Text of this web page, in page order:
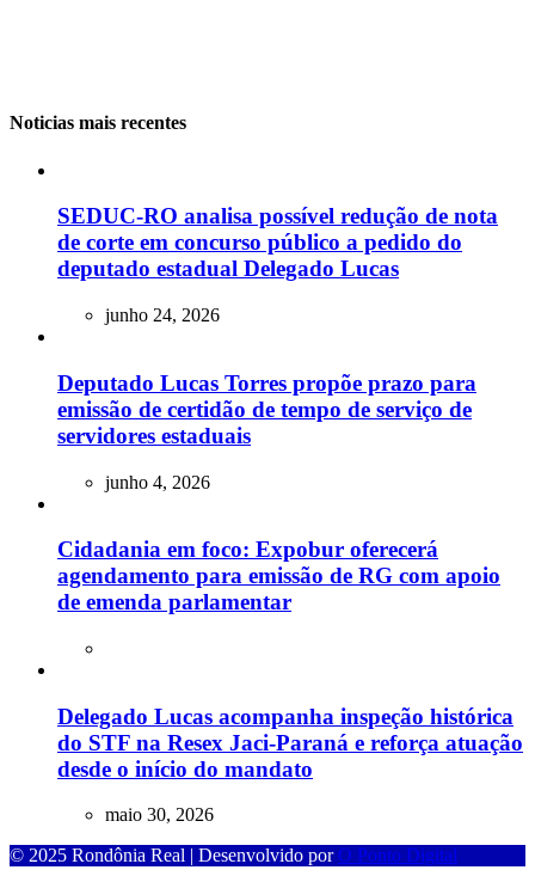
Noticias mais recentes
SEDUC-RO analisa possível redução de nota
de corte em concurso público a pedido do
deputado estadual Delegado Lucas
junho 24, 2026
Deputado Lucas Torres propõe prazo para
emissão de certidão de tempo de serviço de
servidores estaduais
junho 4, 2026
Cidadania em foco: Expobur oferecerá
agendamento para emissão de RG com apoio
de emenda parlamentar
Delegado Lucas acompanha inspeção histórica
do STF na Resex Jaci-Paraná e reforça atuação
desde o início do mandato
maio 30, 2026
© 2025 Rondônia Real | Desenvolvido por O Ponto Digital